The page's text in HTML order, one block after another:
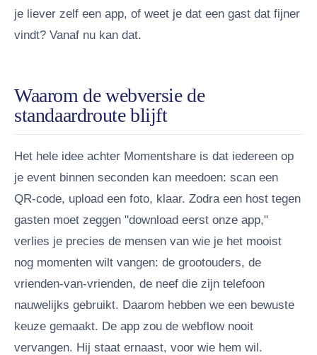
je liever zelf een app, of weet je dat een gast dat fijner
vindt? Vanaf nu kan dat.
Waarom de webversie de
standaardroute blijft
Het hele idee achter Momentshare is dat iedereen op
je event binnen seconden kan meedoen: scan een
QR-code, upload een foto, klaar. Zodra een host tegen
gasten moet zeggen "download eerst onze app,"
verlies je precies de mensen van wie je het mooist
nog momenten wilt vangen: de grootouders, de
vrienden-van-vrienden, de neef die zijn telefoon
nauwelijks gebruikt. Daarom hebben we een bewuste
keuze gemaakt. De app zou de webflow nooit
vervangen. Hij staat ernaast, voor wie hem wil.